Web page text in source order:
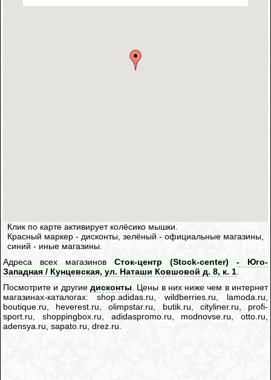
Клик по карте активирует колёсико мышки.
Красный маркер - дисконты, зелёный - официальные магазины,
синий - иные магазины.
Адреса всех магазинов Сток-центр (Stock-center) - Юго-
Западная / Кунцевская, ул. Наташи Ковшовой д. 8, к. 1.
Посмотрите и другие дисконты. Цены в них ниже чем в интернет
магазинах-каталогах: shop.adidas.ru, wildberries.ru, lamoda.ru,
boutique.ru, heverest.ru, olimpstar.ru, butik.ru, cityliner.ru, profi-
sport.ru, shoppingbox.ru, adidaspromo.ru, modnovse.ru, otto.ru,
adensya.ru, sapato.ru, drez.ru.